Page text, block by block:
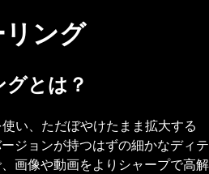
ング
とは？
い、ただぼやけたまま拡大する
ジョンが持つはずの細かなディテ
画像や動画をよりシャープで高解